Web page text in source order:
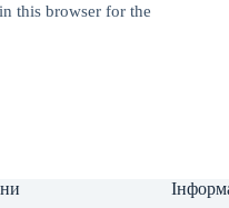
this browser for the